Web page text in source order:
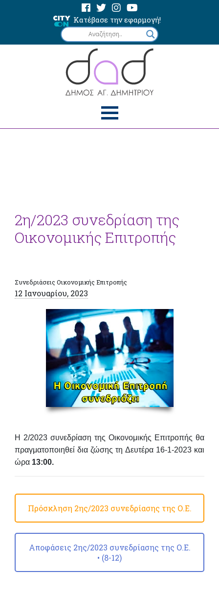
Κατέβασε την εφαρμογή!
2η/2023 συνεδρίαση της
Οικονομικής Επιτροπής
Συνεδριάσεις Οικονομικής Επιτροπής
12 Ιανουαρίου, 2023
Η 2/2023 συνεδρίαση της Οικονομικής Επιτροπής θα
πραγματοποιηθεί δια ζώσης τη Δευτέρα 16-1-2023 και
ώρα 13:00.
Πρόσκληση 2ης/2023 συνεδρίασης της Ο.Ε.
Αποφάσεις 2ης/2023 συνεδρίασης της Ο.Ε.
• (8-12)